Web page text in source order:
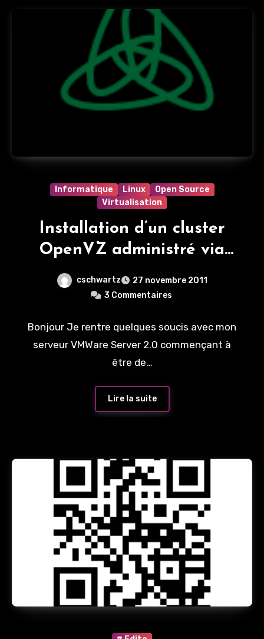
Informatique Linux
Open Source
Virtualisation
Installation d’un cluster
OpenVZ administré via
OpenVZ Web Panel
cschwartz
27 novembre 2011
3 Commentaires
Bonjour Je rentre quelques soucis avec mon
serveur VMWare Server 2.0 commençant à
être de…
Lire la suite